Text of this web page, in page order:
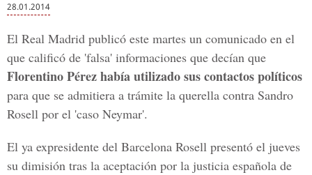
28.01.2014
El Real Madrid publicó este martes un comunicado en el
que calificó de 'falsa' informaciones que decían que
Florentino Pérez había utilizado sus contactos políticos
para que se admitiera a trámite la querella contra Sandro
Rosell por el 'caso Neymar'.
El ya expresidente del Barcelona Rosell presentó el jueves
su dimisión tras la aceptación por la justicia española de